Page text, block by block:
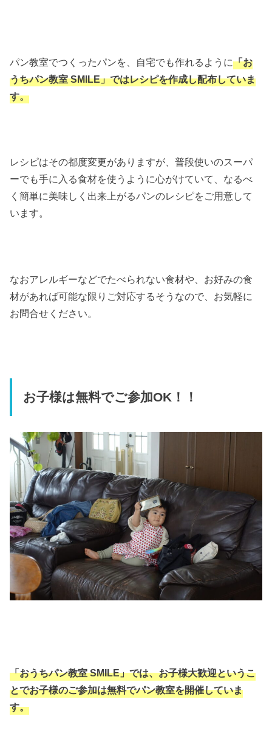
パン教室でつくったパンを、自宅でも作れるように「お
うちパン教室 SMILE」ではレシピを作成し配布していま
す。
レシピはその都度変更がありますが、普段使いのスーパ
ーでも手に入る食材を使うように心がけていて、なるべ
く簡単に美味しく出来上がるパンのレシピをご用意して
います。
なおアレルギーなどでたべられない食材や、お好みの食
材があれば可能な限りご対応するそうなので、お気軽に
お問合せください。
お子様は無料でご参加OK！！
「おうちパン教室 SMILE」では、お子様大歓迎というこ
とでお子様のご参加は無料でパン教室を開催していま
す。